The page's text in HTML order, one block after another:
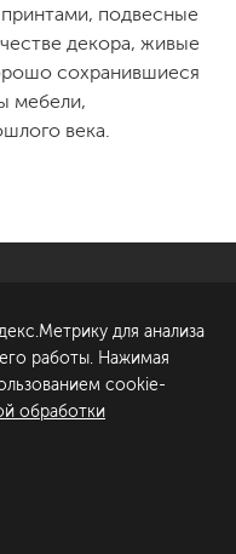
подвесные
декора, живые
сохранившиеся
мебели,
века.
Обсудить проект
для анализа
работы. Нажимая
cookie-
обработки